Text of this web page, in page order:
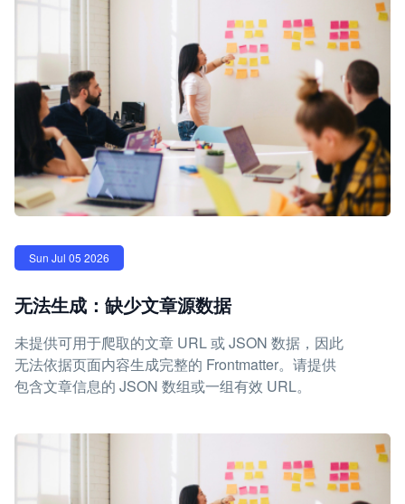
Sun Jul 05 2026
无法生成：缺少文章源数据
未提供可用于爬取的文章 URL 或 JSON 数据，因此
无法依据页面内容生成完整的 Frontmatter。请提供
包含文章信息的 JSON 数组或一组有效 URL。